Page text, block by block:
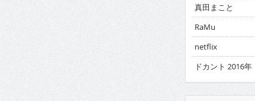
真田まこと
RaMu
netflix
ドカント 2016年